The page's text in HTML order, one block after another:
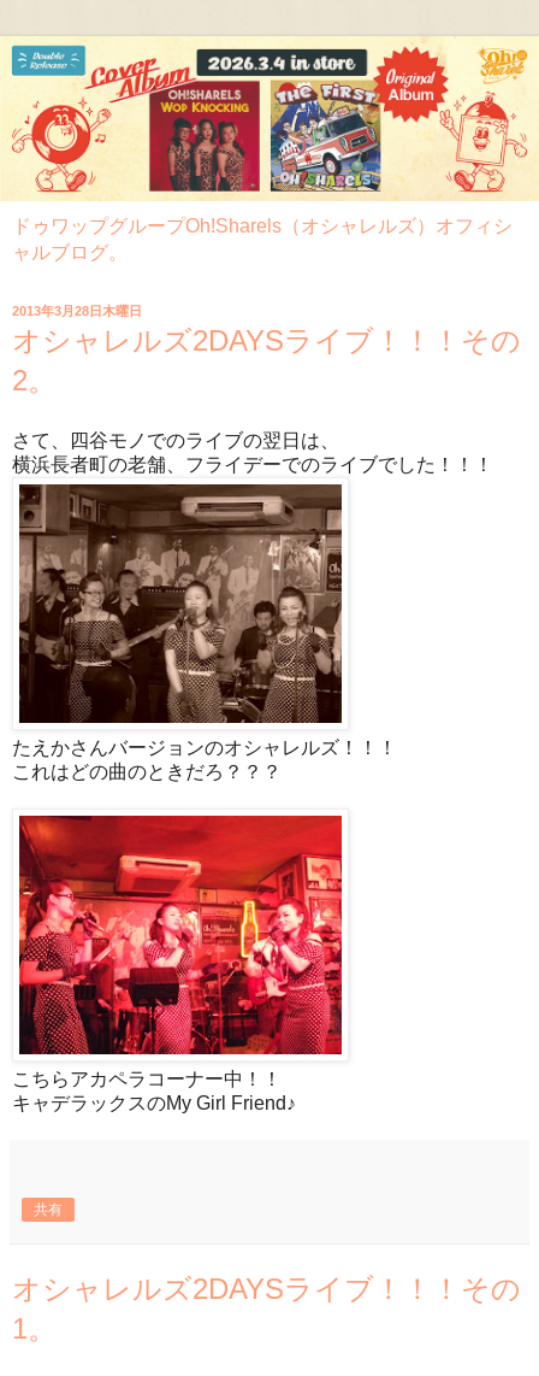
ドゥワップグループOh!Sharels（オシャレルズ）オフィシ
ャルブログ。
2013年3月28日木曜日
オシャレルズ2DAYSライブ！！！その
2。
さて、四谷モノでのライブの翌日は、
横浜長者町の老舗、フライデーでのライブでした！！！
たえかさんバージョンのオシャレルズ！！！
これはどの曲のときだろ？？？
こちらアカペラコーナー中！！
キャデラックスのMy Girl Friend♪
共有
オシャレルズ2DAYSライブ！！！その
1。